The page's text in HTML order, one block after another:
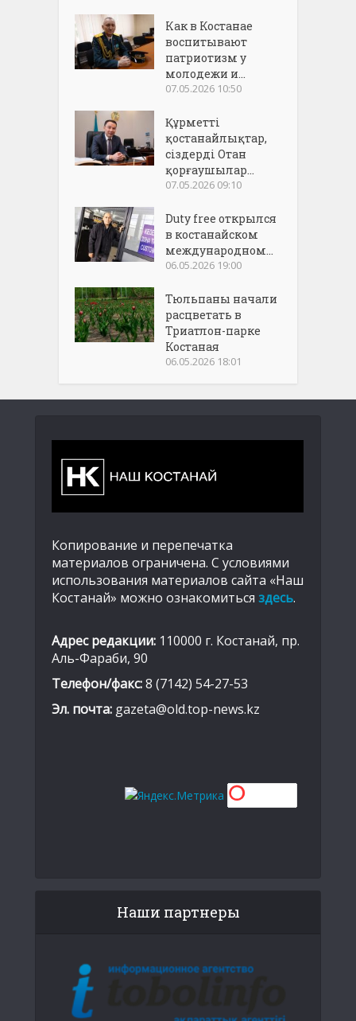
Как в Костанае
воспитывают
патриотизм у
молодежи и...
07.05.2026 10:50
Құрметті
қостанайлықтар,
сіздерді Отан
қорғаушылар...
07.05.2026 09:10
Duty free открылся
в костанайском
международном...
06.05.2026 19:00
Тюльпаны начали
расцветать в
Триатлон-парке
Костаная
06.05.2026 18:01
Копирование и перепечатка
материалов ограничена. С условиями
использования материалов сайта «Наш
Костанай» можно ознакомиться здесь.
Адрес редакции: 110000 г. Костанай, пр.
Аль-Фараби, 90
Телефон/факс:8 (7142) 54-27-53
Эл. почта: gazeta@old.top-news.kz
Наши партнеры